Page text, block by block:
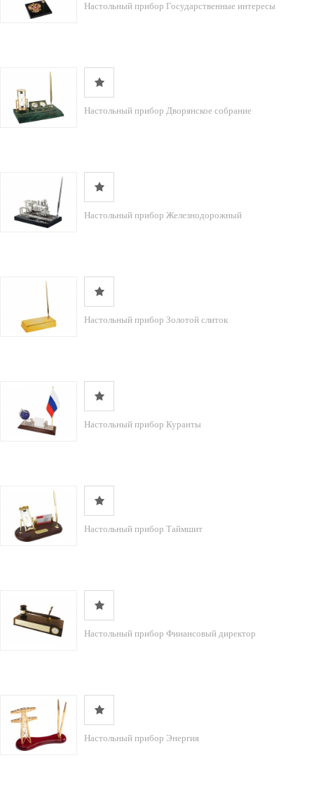
Настольный прибор Государственные интересы
Настольный прибор Дворянское собрание
Настольный прибор Железнодорожный
Настольный прибор Золотой слиток
Настольный прибор Куранты
Настольный прибор Таймшит
Настольный прибор Финансовый директор
Настольный прибор Энергия